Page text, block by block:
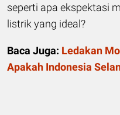
seperti apa ekspektasi
listrik yang ideal?
Baca Juga: Ledakan
Apakah Indonesia